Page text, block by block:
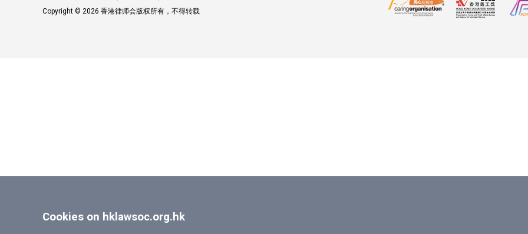
Cookies on hklawsoc.org.hk
Copyright © 2026 香港律师会版权所有，不得转载